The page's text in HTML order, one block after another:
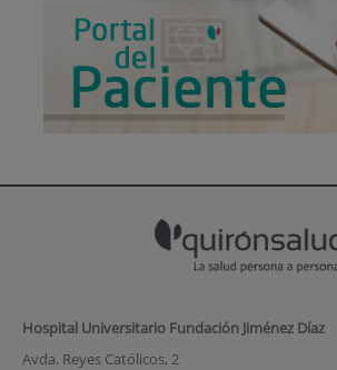
Hospital Universitario Fundación Jiménez Díaz
Avda. Reyes Católicos, 2